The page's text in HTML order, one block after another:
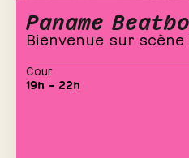
Paname
Bienvenue sur scène
Cour
19h – 22h